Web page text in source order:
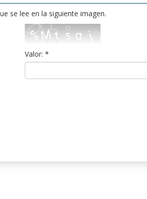
se lee en la siguiente imagen.
Valor: *